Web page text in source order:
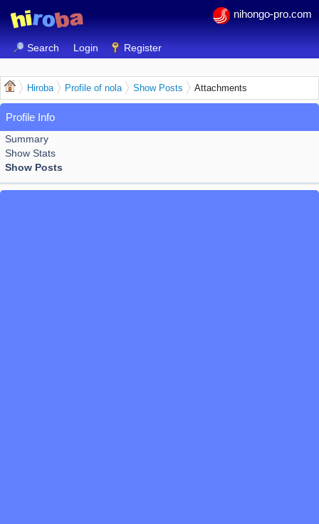
nihongo-pro.com
Search Login Register
Hiroba Profile of nola Show Posts Attachments
Profile Info
Summary
Show Stats
Show Posts